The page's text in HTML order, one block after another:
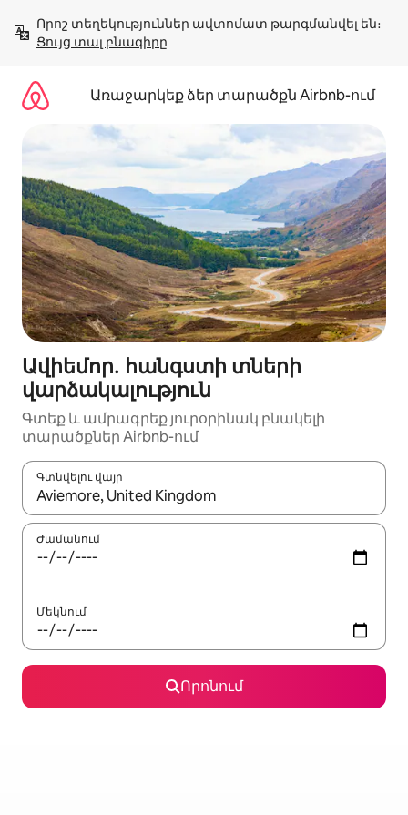
բովանդակությանը
Ցույց տալ բնագիրը
Առաջարկեք ձեր տարածքն Airbnb-ում
Ավիեմոր․ հանգստի տների
վարձակալություն
Գտեք և ամրագրեք յուրօրինակ բնակելի
տարածքներ Airbnb-ում
Գտնվելու վայր
Երբ արդյունքները հասանելի լինեն, սլաքների
Ժամանում
Մեկնում
Որոնում